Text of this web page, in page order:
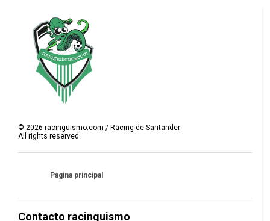
© 2026 racinguismo.com / Racing de Santander
All rights reserved.
Página principal
Contacto racinguismo